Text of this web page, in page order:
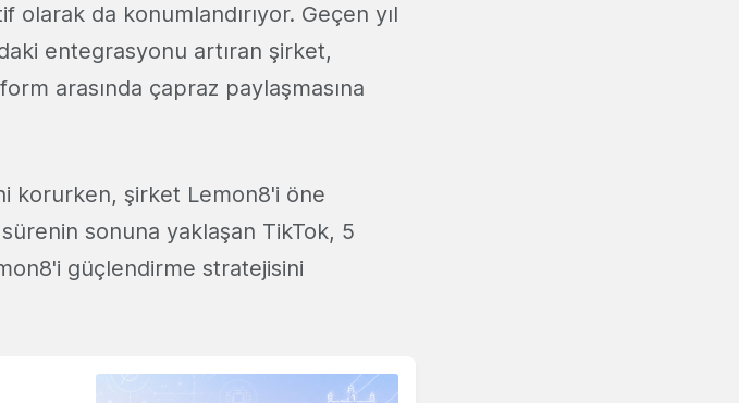
olarak da konumlandırıyor. Geçen yıl
entegrasyonu artıran şirket,
arasında çapraz paylaşmasına
korurken, şirket Lemon8'i öne
sonuna yaklaşan TikTok, 5
güçlendirme stratejisini